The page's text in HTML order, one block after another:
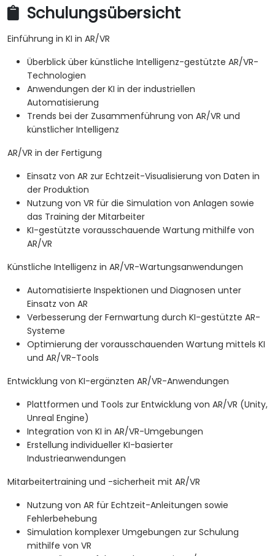
Schulungsübersicht
Einführung in KI in AR/VR
Überblick über künstliche Intelligenz-gestützte AR/VR-
Technologien
Anwendungen der KI in der industriellen
Automatisierung
Trends bei der Zusammenführung von AR/VR und
künstlicher Intelligenz
AR/VR in der Fertigung
Einsatz von AR zur Echtzeit-Visualisierung von Daten in
der Produktion
Nutzung von VR für die Simulation von Anlagen sowie
das Training der Mitarbeiter
KI-gestützte vorausschauende Wartung mithilfe von
AR/VR
Künstliche Intelligenz in AR/VR-Wartungsanwendungen
Automatisierte Inspektionen und Diagnosen unter
Einsatz von AR
Verbesserung der Fernwartung durch KI-gestützte AR-
Systeme
Optimierung der vorausschauenden Wartung mittels KI
und AR/VR-Tools
Entwicklung von KI-ergänzten AR/VR-Anwendungen
Plattformen und Tools zur Entwicklung von AR/VR (Unity,
Unreal Engine)
Integration von KI in AR/VR-Umgebungen
Erstellung individueller KI-basierter
Industrieanwendungen
Mitarbeitertraining und -sicherheit mit AR/VR
Nutzung von AR für Echtzeit-Anleitungen sowie
Fehlerbehebung
Simulation komplexer Umgebungen zur Schulung
mithilfe von VR